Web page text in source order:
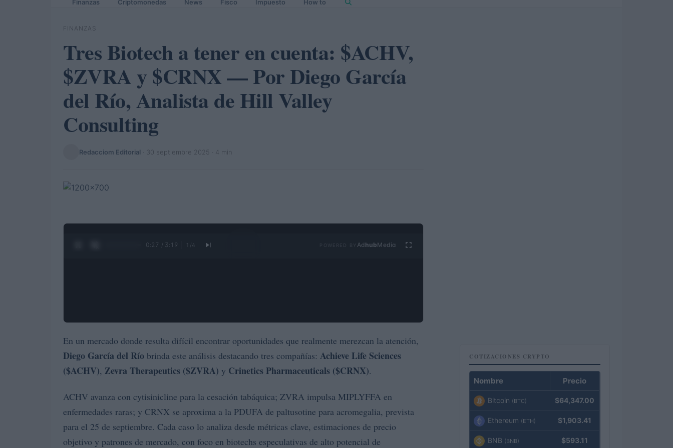
Finanzas Criptomonedas News Fisco Impuesto How to
FINANZAS
Tres Biotech a tener en cuenta: $ACHV,
$ZVRA y $CRNX — Por Diego García
del Río, Analista de Hill Valley
Consulting
Redacciom Editorial 30 septiembre 2025 · 4 min
0:28 / 3:19 1 /4 Ad hubMedia
En un mercado donde resulta difícil encontrar oportunidades que realmente merezcan la atención,
Diego García del Río brinda este análisis destacando tres compañías: Achieve Life Sciences
($ACHV), Zevra Therapeutics ($ZVRA) y Crinetics Pharmaceuticals ($CRNX).
ACHV avanza con cytisinicline para la cesación tabáquica; ZVRA impulsa MIPLYFFA en
enfermedades raras; y CRNX se aproxima a la PDUFA de paltusotine para acromegalia, prevista
para el 25 de septiembre. Cada caso lo analiza desde métricas clave, estimaciones de precio
objetivo y patrones de mercado, con foco en biotechs especulativas de alto potencial de
COTIZACIONES CRYPTO
Nombre Precio
Bitcoin (BTC) $64,347.00
Ethereum (ETH) $1,903.41
BNB (BNB) $593.11